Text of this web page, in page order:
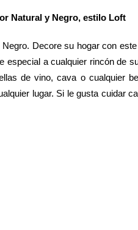
Natural y Negro, estilo Loft
Decore su hogar con
a cualquier rincón de
de vino, cava o cualquier
lugar. Si le gusta cuidar